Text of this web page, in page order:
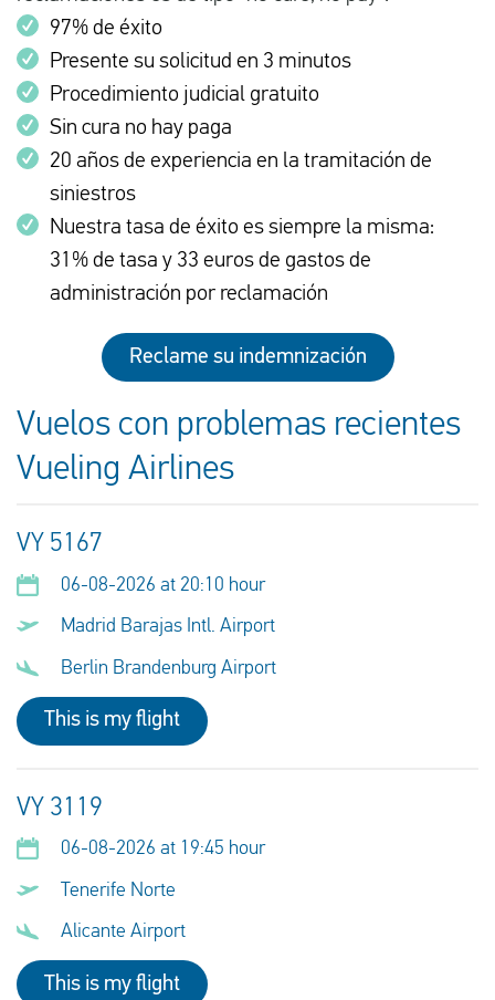
97% de éxito
Presente su solicitud en 3 minutos
Procedimiento judicial gratuito
Sin cura no hay paga
20 años de experiencia en la tramitación de
siniestros
Nuestra tasa de éxito es siempre la misma:
31% de tasa y 33 euros de gastos de
administración por reclamación
Reclame su indemnización
Vuelos con problemas recientes
Vueling Airlines
VY 5167
06-08-2026 at 20:10 hour
Madrid Barajas Intl. Airport
Berlin Brandenburg Airport
This is my flight
VY 3119
06-08-2026 at 19:45 hour
Tenerife Norte
Alicante Airport
This is my flight